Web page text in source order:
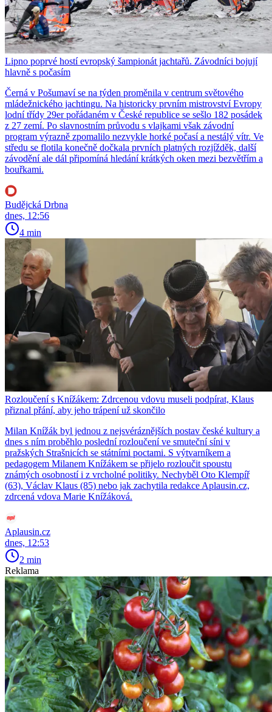
Lipno poprvé hostí evropský šampionát jachtařů. Závodníci bojují
hlavně s počasím
Černá v Pošumaví se na týden proměnila v centrum světového
mládežnického jachtingu. Na historicky prvním mistrovství Evropy
lodní třídy 29er pořádaném v České republice se sešlo 182 posádek
z 27 zemí. Po slavnostním průvodu s vlajkami však závodní
program výrazně zpomalilo nezvykle horké počasí a nestálý vítr. Ve
středu se flotila konečně dočkala prvních platných rozjížděk, další
závodění ale dál připomíná hledání krátkých oken mezi bezvětřím a
bouřkami.
Budějcká Drbna
dnes, 12:56
4 min
Rozloučení s Knížákem: Zdrcenou vdovu museli podpírat, Klaus
přiznal přání, aby jeho trápení už skončilo
Milan Knížák byl jednou z nejsvéráznějších postav české kultury a
dnes s ním proběhlo poslední rozloučení ve smuteční síni v
pražských Strašnicích se státními poctami. S výtvarníkem a
pedagogem Milanem Knížákem se přijelo rozloučit spoustu
známých osobností i z vrcholné politiky. Nechyběl Oto Klempíř
(63), Václav Klaus (85) nebo jak zachytila redakce Aplausin.cz,
zdrcená vdova Marie Knížáková.
Aplausin.cz
dnes, 12:53
2 min
Reklama